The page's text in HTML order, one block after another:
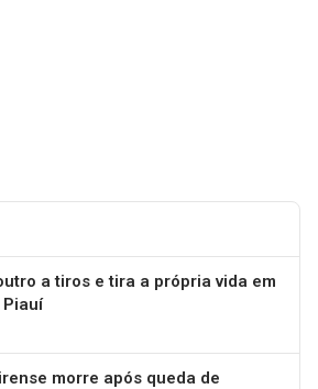
a tiros e tira a própria vida em
Piauí
morre após queda de